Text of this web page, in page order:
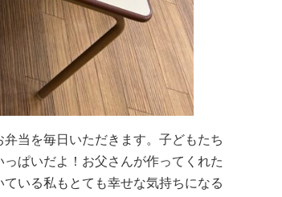
当を毎日いただきます。子どもたち
ぱいだよ！お父さんが作ってくれた
いる私もとても幸せな気持ちになる